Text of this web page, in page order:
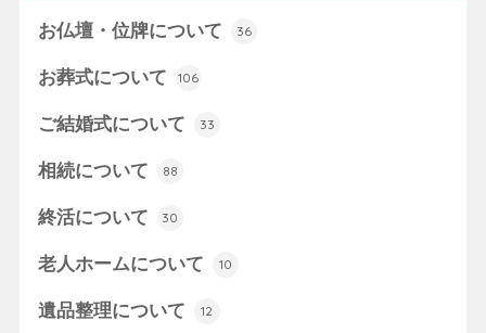
お仏壇・位牌について 36
お葬式について 106
ご結婚式について 33
相続について 88
終活について 30
老人ホームについて 10
遺品整理について 12